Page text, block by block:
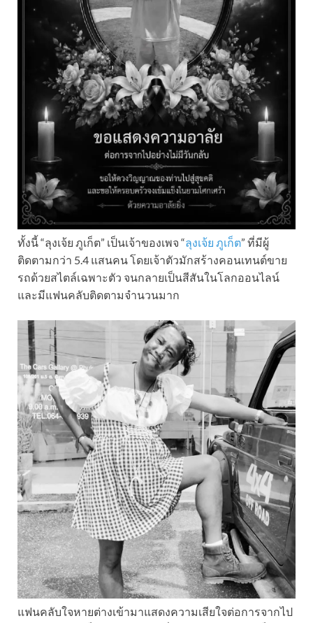
ทั้งนี้ “ลุงเจ้ย ภูเก็ต” เป็นเจ้าของเพจ “ลุงเจ้ย ภูเก็ต” ที่มีผู้
ติดตามกว่า 5.4 แสนคน โดยเจ้าตัวมักสร้างคอนเทนต์ขาย
รถด้วยสไตล์เฉพาะตัว จนกลายเป็นสีสันในโลกออนไลน์
และมีแฟนคลับติดตามจำนวนมาก
แฟนคลับใจหายต่างเข้ามาแสดงความเสียใจต่อการจากไป